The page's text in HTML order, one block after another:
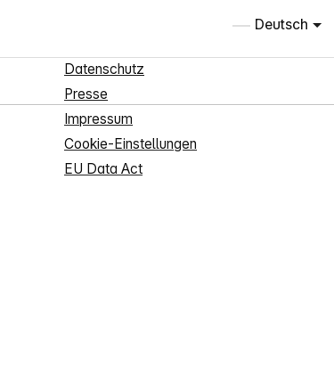
Deutsch
Datenschutz
Presse
Impressum
Cookie-Einstellungen
EU Data Act